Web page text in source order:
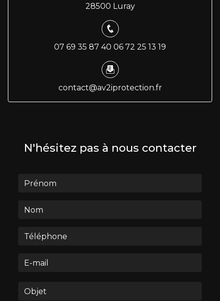
28500 Luray
07 69 35 87 40 06 72 25 13 19
contact@av2iprotection.fr
N'hésitez pas à nous contacter